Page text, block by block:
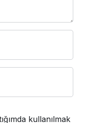
kullanılmak